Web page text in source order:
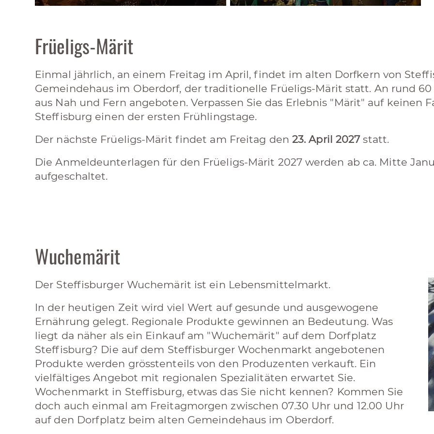
Früeligs-Märit
Einmal jährlich, an einem Freitag im April, findet im alten Dorfkern von
Gemeindehaus im Oberdorf, der traditionelle Früeligs-Märit statt. An rund
aus Nah und Fern angeboten. Verpassen Sie das Erlebnis "Märit" auf keinen
Steffisburg einen der ersten Frühlingstage.
Der nächste Früeligs-Märit findet am Freitag den 23. April 2027statt.
Die Anmeldeunterlagen für den Früeligs-Märit 2027 werden ab ca. Mitte
aufgeschaltet.
Wuchemärit
Der Steffisburger Wuchemärit ist ein Lebensmittelmarkt.
In der heutigen Zeit wird viel Wert auf gesunde und ausgewogene
Ernährung gelegt. Regionale Produkte gewinnen an Bedeutung. Was
liegt da näher als ein Einkauf am "Wuchemärit" auf dem Dorfplatz
Steffisburg? Die auf dem Steffisburger Wochenmarkt angebotenen
Produkte werden grösstenteils von den Produzenten verkauft. Ein
vielfältiges Angebot mit regionalen Spezialitäten erwartet Sie.
Wochenmarkt in Steffisburg, etwas das Sie nicht kennen? Kommen Sie
doch auch einmal am Freitagmorgen zwischen 07.30 Uhr und 12.00 Uhr
auf den Dorfplatz beim alten Gemeindehaus im Oberdorf.